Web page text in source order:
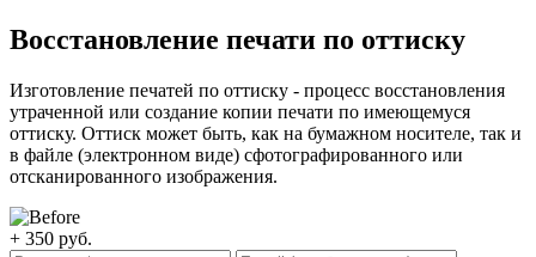
Восстановление печати по оттиску
Изготовление печатей по оттиску - процесс восстановления
утраченной или создание копии печати по имеющемуся
оттиску. Оттиск может быть, как на бумажном носителе, так и
в файле (электронном виде) сфотографированного или
отсканированного изображения.
+ 350 руб.